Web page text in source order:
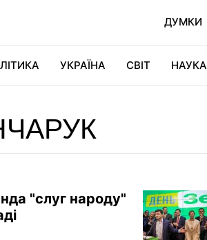
ДУМКИ
УКРАЇНА СВІТ НАУКА
"слуг народу"